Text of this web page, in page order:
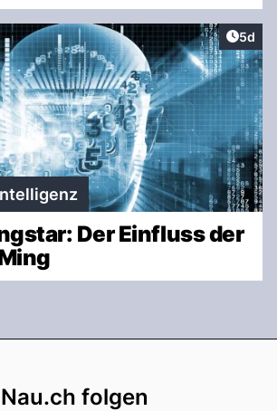
5d
Der Einfluss der
Nau.ch folgen